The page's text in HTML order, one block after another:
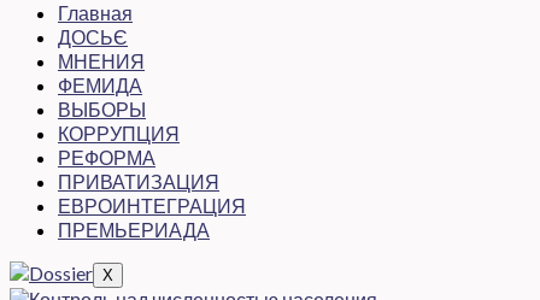
Главная
ДОСЬЄ
МНЕНИЯ
ФЕМИДА
ВЫБОРЫ
КОРРУПЦИЯ
РЕФОРМА
ПРИВАТИЗАЦИЯ
ЕВРОИНТЕГРАЦИЯ
ПРЕМЬЕРИАДА
X